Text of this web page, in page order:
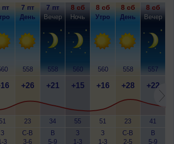
пт
51
З
3
7 пт
День
558
+26
23
С-В
3-6
7 пт
Вечер
558
+21
34
В
5-9
8 сб
Ночь
560
+15
55
З
1-3
8 сб
Утро
560
+16
51
З
1-3
8 сб
День
558
+28
23
С-В
2-5
8 сб
Вечер
557
+22
41
В
5-9